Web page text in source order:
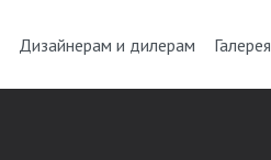
Дизайнерам и дилерам Галерея